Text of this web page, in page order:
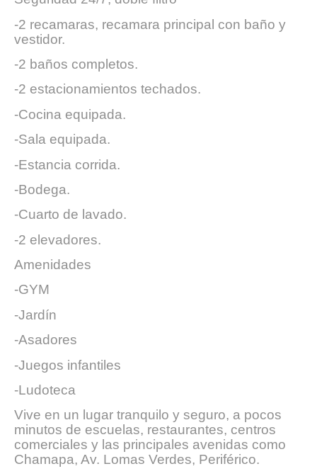
-2 recamaras, recamara principal con baño y
vestidor.
-2 baños completos.
-2 estacionamientos techados.
-Cocina equipada.
-Sala equipada.
-Estancia corrida.
-Bodega.
-Cuarto de lavado.
-2 elevadores.
Amenidades
-GYM
-Jardín
-Asadores
-Juegos infantiles
-Ludoteca
Vive en un lugar tranquilo y seguro, a pocos
minutos de escuelas, restaurantes, centros
comerciales y las principales avenidas como
Chamapa, Av. Lomas Verdes, Periférico.